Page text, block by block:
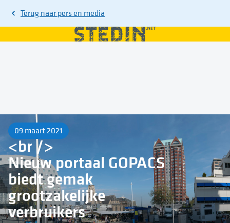
Terug naar pers en media
09 maart 2021
<br />
Nieuw portaal GOPACS
biedt gemak
grootzakelijke
verbruikers